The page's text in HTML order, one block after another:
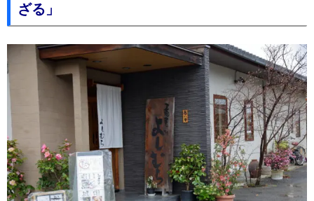
ざる」